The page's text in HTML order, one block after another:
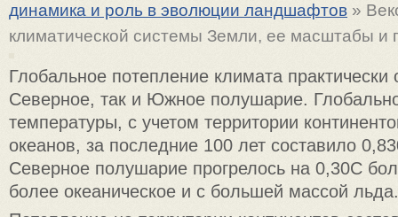
динамика и роль в эволюции ландшафтов »
климатической системы Земли, ее масштабы и
Глобальное потепление климата практически
Северное, так и Южное полушарие.
температуры, с учетом территории
океанов, за последние 100 лет составило
Северное полушарие прогрелось на 0,30С
более океаническое и с большей массой льда.